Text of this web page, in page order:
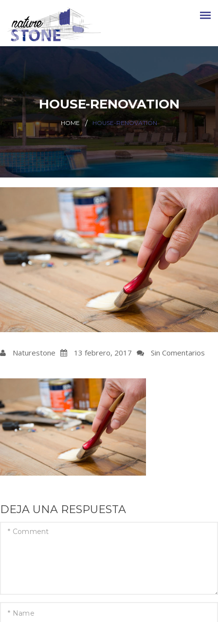
HOUSE-RENOVATION
HOME HOUSE-RENOVATION
Naturestone 13 febrero, 2017 Sin Comentarios
DEJA UNA RESPUESTA